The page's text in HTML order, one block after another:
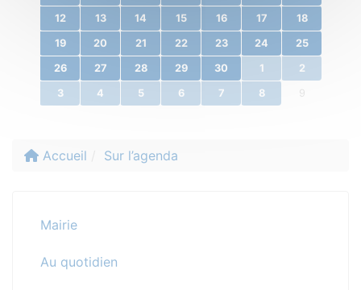
12 13 14 15 16 17 18
19 20 21 22 23 24 25
26 27 28 29 30 1 2
3 4 5 6 7 8 9
Accueil Sur l’agenda
Mairie
Au quotidien